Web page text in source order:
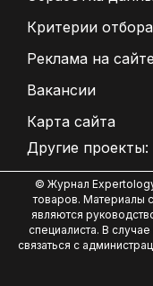
Критерии
Реклама на сайте
Вакансии
Карта сайта
Другие проекты:
© Журнал
товаров. Материалы
являются
специалиста. В
связаться с